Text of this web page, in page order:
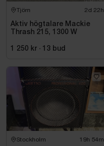
Tjörn 2d 22h
Aktiv högtalare Mackie
Thrash 215, 1300 W
1 250 kr · 13 bud
Stockholm 19h 54m